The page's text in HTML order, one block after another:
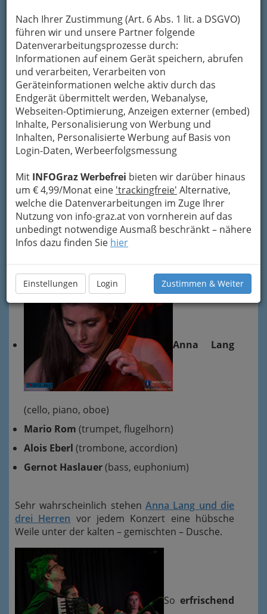
Nach Ihrer Zustimmung (Art. 6 Abs. 1 lit. a DSGVO)
führen wir und unsere Partner folgende
Datenverarbeitungsprozesse durch:
Informationen auf einem Gerät speichern, abrufen
und verarbeiten, Verarbeiten von
Geräteinformationen welche aktiv durch das
Endgerät übermittelt werden, Webanalyse,
Webseiten-Optimierung, Anzeigen externer (embed)
Inhalte, Personalisierung von Werbung und
Inhalten, Personalisierte Werbung auf Basis von
Login-Daten, Werbeerfolgsmessung
Mit INFOGraz Werbefrei bieten wir darüber hinaus
um € 4,99/Monat eine 'trackingfreie' Alternative,
welche die Datenverarbeitungen im Zuge Ihrer
Nutzung von info-graz.at von vornherein auf das
unbedingt notwendige Ausmaß beschränkt – nähere
Infos dazu finden Sie hier
Einstellungen Login Zustimmen & Weiter
WEIHNACHTSKONZERT bei
Stockwerkjazz
Samstag, 20. Dezember 2014
Anna Lang
(cello, piano, oboe)
Mario Rom (trumpet, flugelhorn)
Alois Eberl (trombone, accordion)
Gernot Haslauer(bass, euphonium)
Sehr wahrscheinlich stehen Anna Lang und die
drei Herren vor jedem Konzert eine hübsche
Weile unter der kalten – gemischten – Dusche.
So erfrischend